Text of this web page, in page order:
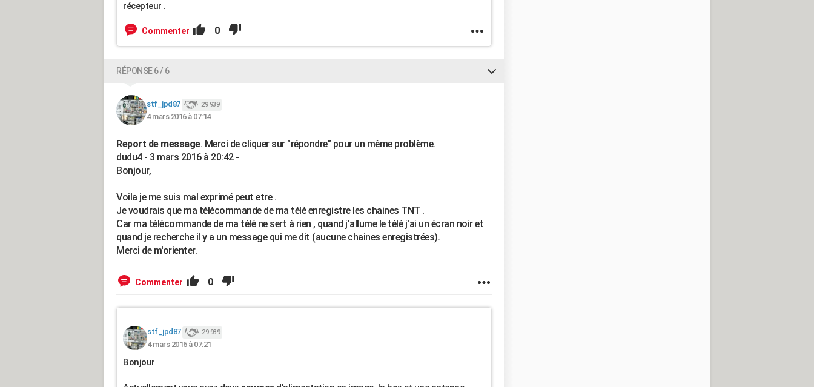
récepteur .
Commenter 0
RÉPONSE 6 / 6
stf_jpd87 29 939
4 mars 2016 à 07:14
Report de message. Merci de cliquer sur "répondre" pour un même problème.
dudu4 - 3 mars 2016 à 20:42 -
Bonjour,
Voila je me suis mal exprimé peut etre .
Je voudrais que ma télécommande de ma télé enregistre les chaines TNT .
Car ma télécommande de ma télé ne sert à rien , quand j'allume le télé j'ai un écran noir et
quand je recherche il y a un message qui me dit (aucune chaines enregistrées).
Merci de m'orienter.
Commenter 0
stf_jpd87 29 939
4 mars 2016 à 07:21
Bonjour